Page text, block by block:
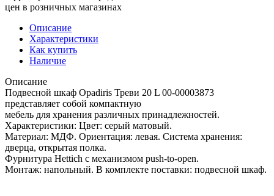
цен в розничных магазинах
Описание
Характеристики
Как купить
Наличие
Описание
Подвесной шкаф Opadiris Треви 20 L 00-00003873
представляет собой компактную
мебель для хранения различных принадлежностей.
Характеристики: Цвет: серый матовый.
Материал: МДФ. Ориентация: левая. Система хранения:
дверца, открытая полка.
Фурнитура Hettich c механизмом push-to-open.
Монтаж: напольный. В комплекте поставки: подвесной шкаф.